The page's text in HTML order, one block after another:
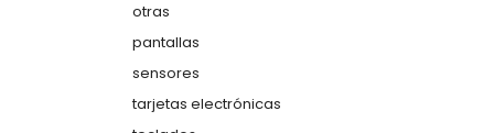
otras
pantallas
sensores
tarjetas electrónicas